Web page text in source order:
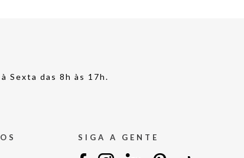
Sexta das 8h às 17h.
SIGA A GENTE